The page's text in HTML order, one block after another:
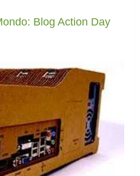
Blog Action Day